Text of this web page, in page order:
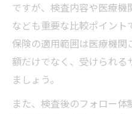
ですが、検査内容や医療
なども重要な比較ポイン
保険の適用範囲は医療機
額だけでなく、受けられ
ましょう。
また、検査後のフォロー